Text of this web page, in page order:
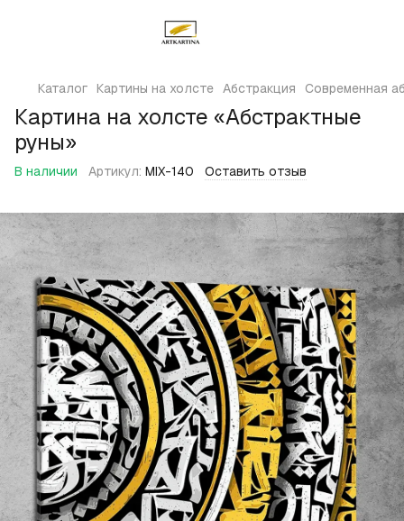
Каталог Картины на холсте Абстракция Современная
Картина на холсте «Абстрактные
руны»
В наличии Артикул: MIX-140 Оставить отзыв